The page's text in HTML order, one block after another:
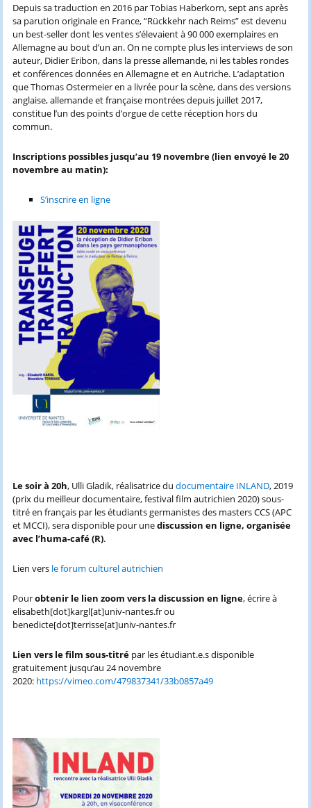
Depuis sa traduction en 2016 par Tobias Haberkorn, sept ans après
sa parution originale en France, “Rückkehr nach Reims” est devenu
un best-seller dont les ventes s’élevaient à 90 000 exemplaires en
Allemagne au bout d’un an. On ne compte plus les interviews de son
auteur, Didier Eribon, dans la presse allemande, ni les tables rondes
et conférences données en Allemagne et en Autriche. L’adaptation
que Thomas Ostermeier en a livrée pour la scène, dans des versions
anglaise, allemande et française montrées depuis juillet 2017,
constitue l’un des points d’orgue de cette réception hors du
commun.
Inscriptions possibles jusqu’au 19 novembre (lien envoyé le 20
novembre au matin):
S’inscrire en ligne
Le soir à 20h, Ulli Gladik, réalisatrice du documentaire INLAND, 2019
(prix du meilleur documentaire, festival film autrichien 2020) sous-
titré en français par les étudiants germanistes des masters CCS (APC
et MCCI), sera disponible pour unediscussion en ligne, organisée
avec l’huma-café (R).
Lien vers le forum culturel autrichien
Pourobtenir le lien zoom vers la discussion en ligne, écrire à
elisabeth[dot]kargl[at]univ-nantes.fr ou
benedicte[dot]terrisse[at]univ-nantes.fr
Lien vers le film sous-titrépar les étudiant.e.s disponible
gratuitement jusqu’au 24 novembre
2020: https://vimeo.com/479837341/33b0857a49